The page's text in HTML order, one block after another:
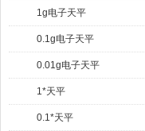
1g电子天平
0.1g电子天平
0.01g电子天平
1*天平
0.1*天平